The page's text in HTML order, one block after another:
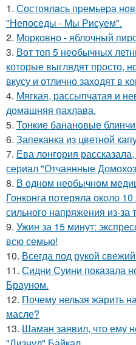
1. Состоялaсь пpемьеpа
"Непосeды - Мы Рисуем".
2. Морковно - яблочный
3. Вот топ 5 необычных
которые выглядят просто,
вкусу и отлично заходят в
4. Мягкая, рассыпчатая и
домашняя пахлава.
5. Тонкие банановые
6. Запеканка из цветной
7. Ева лонгория
сериал "Отчаянные
8. В одном необычном
Гонконга потеряла около
сильного напряжения из-за
9. Ужин за 15 минут:
всю семью!
10. Всегда под рукой
11. Сидни Суини показала
Брауном.
12. Почему нельзя жарить
масле?
13. Шаман заявил, что ему